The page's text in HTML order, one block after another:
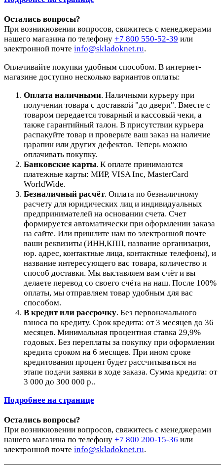
Остались вопросы?
При возникновении вопросов, свяжитесь с менеджерами
нашего магазина по телефону +7 800 550-52-39 или
электронной почте info@skladoknet.ru.
Оплачивайте покупки удобным способом. В интернет-
магазине доступно несколько вариантов оплаты:
Оплата наличными. Наличными курьеру при
получении товара с доставкой "до двери". Вместе с
товаром передается товарный и кассовый чеки, а
также гарантийный талон. В присутствии курьера
распакуйте товар и проверьте ваш заказ на наличие
царапин или других дефектов. Теперь можно
оплачивать покупку.
Банковские карты. К оплате принимаются
платежные карты: МИР, VISA Inc, MasterCard
WorldWide.
Безналичный расчёт. Оплата по безналичному
расчету для юридических лиц и индивидуальных
предпринимателей на основании счета. Счет
формируется автоматически при оформлении заказа
на сайте. Или пришлите нам по электронной почте
ваши реквизиты (ИНН,КПП, название организации,
юр. адрес, контактные лица, контактные телефоны), и
название интересующего вас товара, количество и
способ доставки. Мы выставляем вам счёт и вы
делаете перевод со своего счёта на наш. После 100%
оплаты, мы отправляем товар удобным для вас
способом.
В кредит или рассрочку. Без первоначального
взноса по кредиту. Срок кредита: от 3 месяцев до 36
месяцев. Минимальная процентная ставка 29,9%
годовых. Без переплаты за покупку при оформлении
кредита сроком на 6 месяцев. При ином сроке
кредитования процент будет рассчитываться на
этапе подачи заявки в ходе заказа. Сумма кредита: от
3 000 до 300 000 р..
Подробнее на странице
Остались вопросы?
При возникновении вопросов, свяжитесь с менеджерами
нашего магазина по телефону +7 800 200-15-36 или
электронной почте info@skladoknet.ru.